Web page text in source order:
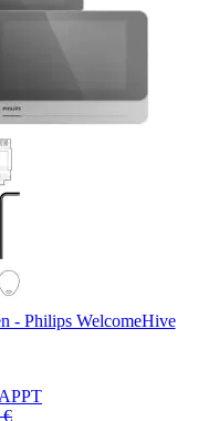
- Philips WelcomeHive
€